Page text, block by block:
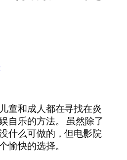
童和成人都在寻找在炎
自乐的方法。 虽然除了
什么可做的，但电影院
愉快的选择。